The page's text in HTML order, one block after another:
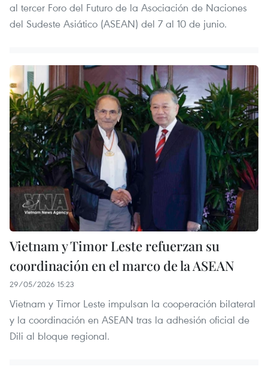
al tercer Foro del Futuro de la Asociación de Naciones
del Sudeste Asiático (ASEAN) del 7 al 10 de junio.
Vietnam y Timor Leste refuerzan su
coordinación en el marco de la ASEAN
29/05/2026 15:23
Vietnam y Timor Leste impulsan la cooperación bilateral
y la coordinación en ASEAN tras la adhesión oficial de
Dili al bloque regional.